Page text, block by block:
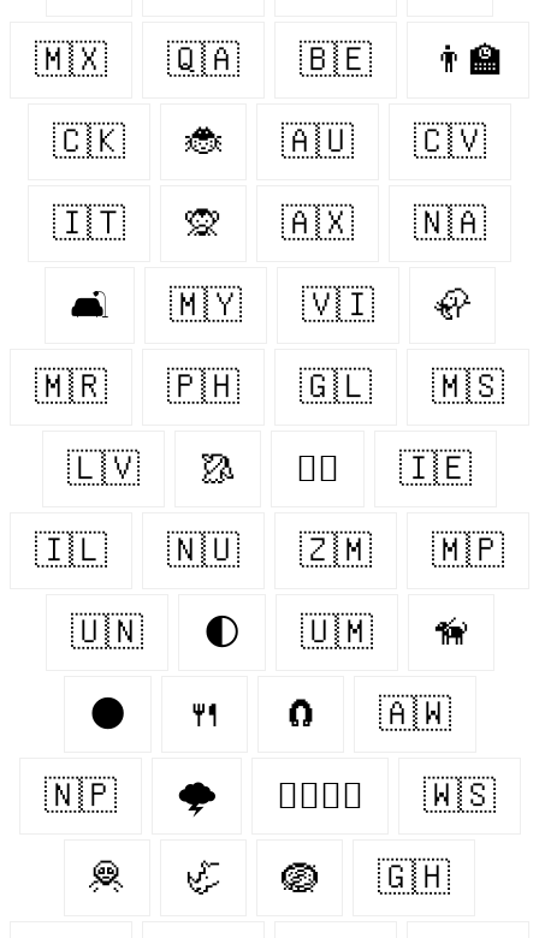
🇲🇽 🇶🇦 🇧🇪 👨‍🏫
🇨🇰 🐞 🇦🇺 🇨🇻
🇮🇹 🙊 🇦🇽 🇳🇦
🛋 🇲🇾 🇻🇮 🦣
🇲🇷 🇵🇭 🇬🇱 🇲🇸
🇱🇻 🥻 🐕‍🦺 🇮🇪
🇮🇱 🇳🇺 🇿🇲 🇲🇵
🇺🇳 🌓 🇺🇲 🦮
🌑 🍴 🧲 🇦🇼
🇳🇵 🌩️ 👨‍❤️‍💋‍👨 🇼🇸
🦧 🦏 🪺 🇬🇭